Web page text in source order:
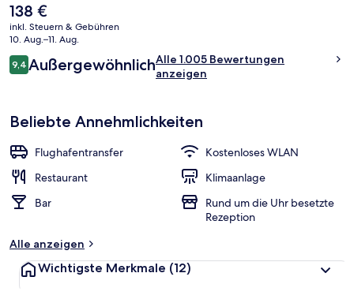
öffentlichen Verkehrsmitteln entfernt: Bis zur U-Bahn sind es
wenige Schritte (Station Baixa-Chiado) bzw. 3 Minuten
(Straßenbahnhaltestelle Rua da Conceição (28E)).
Der
aktuelle
Preis
138 €.
138 €
inkl. Steuern & Gebühren
10. Aug.–11. Aug.
Bewertungen
9,49,4 von 10.
AußergewöhnlichAlle 1.005 Bewertungen
anzeigen
Beliebte Annehmlichkeiten
Flughafentransfer
Kostenloses WLAN
Restaurant
Klimaanlage
Bar
Rund um die Uhr besetzte
Rezeption
Alle anzeigen
Wichtigste Merkmale (12)